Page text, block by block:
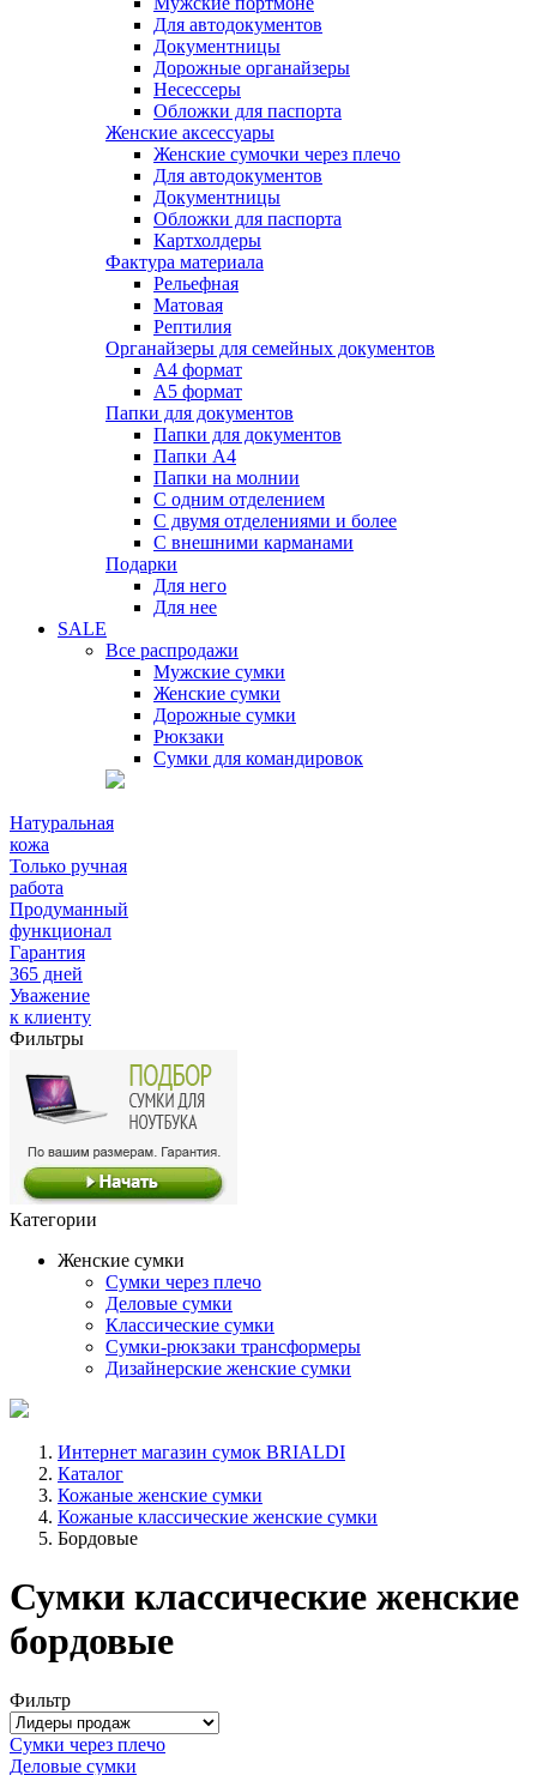
Для автодокументов
Документницы
Дорожные органайзеры
Несессеры
Обложки для паспорта
Женские аксессуары
Женские сумочки через плечо
Для автодокументов
Документницы
Обложки для паспорта
Картхолдеры
Фактура материала
Рельефная
Матовая
Рептилия
Органайзеры для семейных документов
А4 формат
А5 формат
Папки для документов
Папки для документов
Папки А4
Папки на молнии
С одним отделением
С двумя отделениями и более
С внешними карманами
Подарки
Для него
Для нее
SALE
Все распродажи
Мужские сумки
Женские сумки
Дорожные сумки
Рюкзаки
Сумки для командировок
Натуральная
кожа
Только ручная
работа
Продуманный
функционал
Гарантия
365 дней
Уважение
к клиенту
Фильтры
Категории
Женские сумки
Сумки через плечо
Деловые сумки
Классические сумки
Сумки-рюкзаки трансформеры
Дизайнерские женские сумки
Интернет магазин сумок BRIALDI
Каталог
Кожаные женские сумки
Кожаные классические женские сумки
Бордовые
Сумки классические женские
бордовые
Фильтр
Сумки через плечо
Деловые сумки